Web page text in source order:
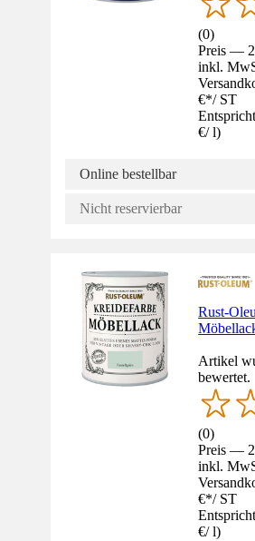
(0)
Preis —
inkl.
€*/ ST
€/ l)
Online bestellbar
Nicht reservierbar
Rust-
Artikel
bewertet.
(0)
Preis —
inkl.
€*/ ST
€/ l)